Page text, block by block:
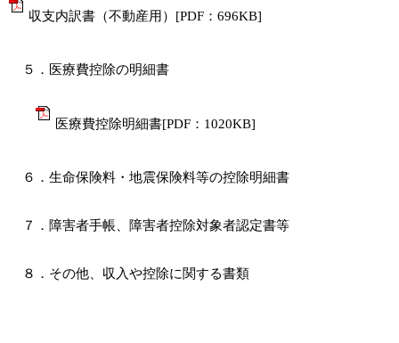
収支内訳書（不動産用）[PDF：696KB]
５．医療費控除の明細書
医療費控除明細書[PDF：1020KB]
６．生命保険料・地震保険料等の控除明細書
７．障害者手帳、障害者控除対象者認定書等
８．その他、収入や控除に関する書類